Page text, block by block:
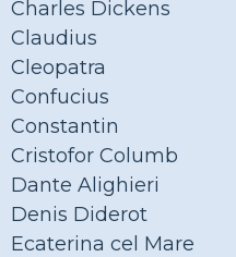
Charles Dickens
Claudius
Cleopatra
Confucius
Constantin
Cristofor Columb
Dante Alighieri
Denis Diderot
Ecaterina cel Mare